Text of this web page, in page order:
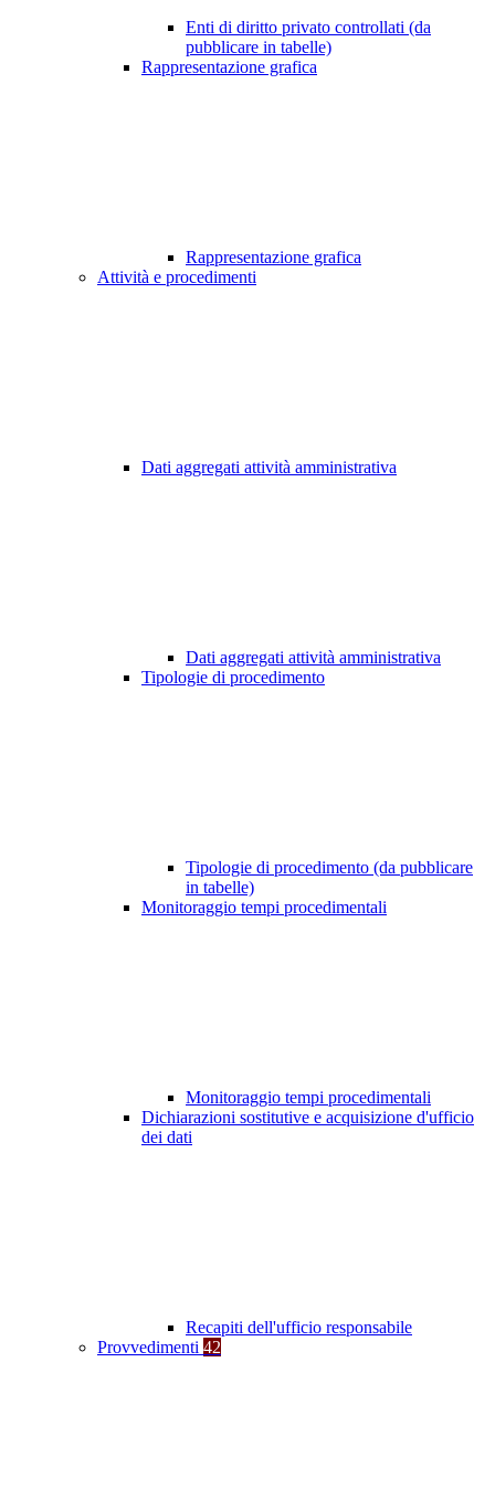
Enti di diritto privato controllati (da
pubblicare in tabelle)
Rappresentazione grafica
Rappresentazione grafica
Attività e procedimenti
Dati aggregati attività amministrativa
Dati aggregati attività amministrativa
Tipologie di procedimento
Tipologie di procedimento (da pubblicare
in tabelle)
Monitoraggio tempi procedimentali
Monitoraggio tempi procedimentali
Dichiarazioni sostitutive e acquisizione d'ufficio
dei dati
Recapiti dell'ufficio responsabile
Provvedimenti 42